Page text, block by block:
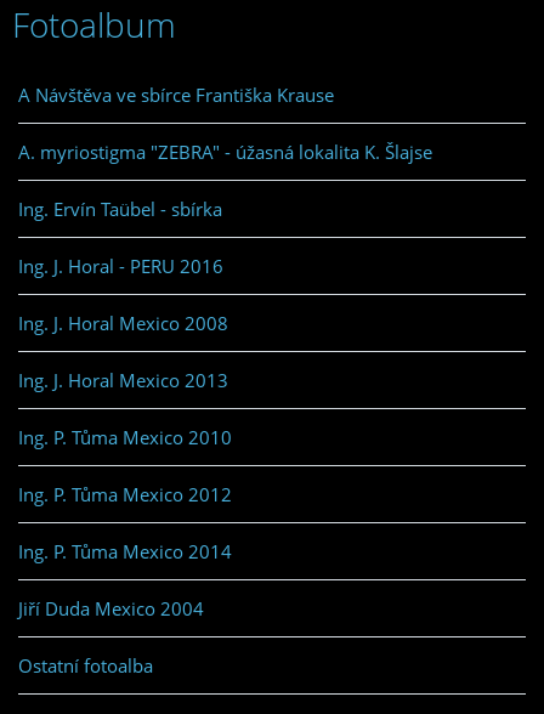
Fotoalbum
A Návštěva ve sbírce Františka Krause
A. myriostigma "ZEBRA" - úžasná lokalita K. Šlajse
Ing. Ervín Taübel - sbírka
Ing. J. Horal - PERU 2016
Ing. J. Horal Mexico 2008
Ing. J. Horal Mexico 2013
Ing. P. Tůma Mexico 2010
Ing. P. Tůma Mexico 2012
Ing. P. Tůma Mexico 2014
Jiří Duda Mexico 2004
Ostatní fotoalba